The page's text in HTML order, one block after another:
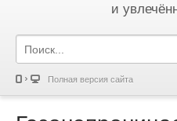
и
Полная версия сайта